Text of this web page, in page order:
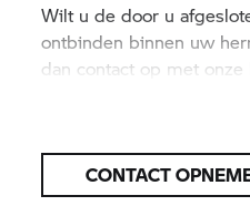
Wilt u de door u
ontbinden binnen uw
dan contact op met onze
CONTACT